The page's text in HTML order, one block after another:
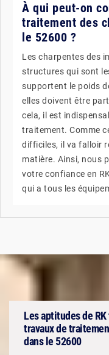
À qui peut-on
traitement des
le 52600 ?
Les charpentes des
structures qui sont
supportent le poids
elles doivent être
cela, il est
traitement. Comme
difficiles, il va falloir
matière. Ainsi, nous
votre confiance en
qui a tous les
Les aptitudes de
travaux de
dans le 52600